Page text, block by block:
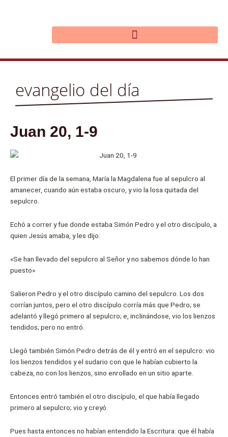
evangelio del día
Juan 20, 1-9
El primer día de la semana, María la Magdalena fue al sepulcro al
amanecer, cuando aún estaba oscuro, y vio la losa quitada del
sepulcro.
Echó a correr y fue donde estaba Simón Pedro y el otro discípulo, a
quien Jesús amaba, y les dijo:
«Se han llevado del sepulcro al Señor y no sabemos dónde lo han
puesto»
Salieron Pedro y el otro discípulo camino del sepulcro. Los dos
corrían juntos, pero el otro discípulo corría más que Pedro; se
adelantó y llegó primero al sepulcro; e, inclinándose, vio los lienzos
tendidos; pero no entró.
Llegó también Simón Pedro detrás de él y entró en el sepulcro: vio
los lienzos tendidos y el sudario con que le habían cubierto la
cabeza, no con los lienzos, sino enrollado en un sitio aparte.
Entonces entró también el otro discípulo, el que había llegado
primero al sepulcro; vio y creyó.
Pues hasta entonces no habían entendido la Escritura: que él había